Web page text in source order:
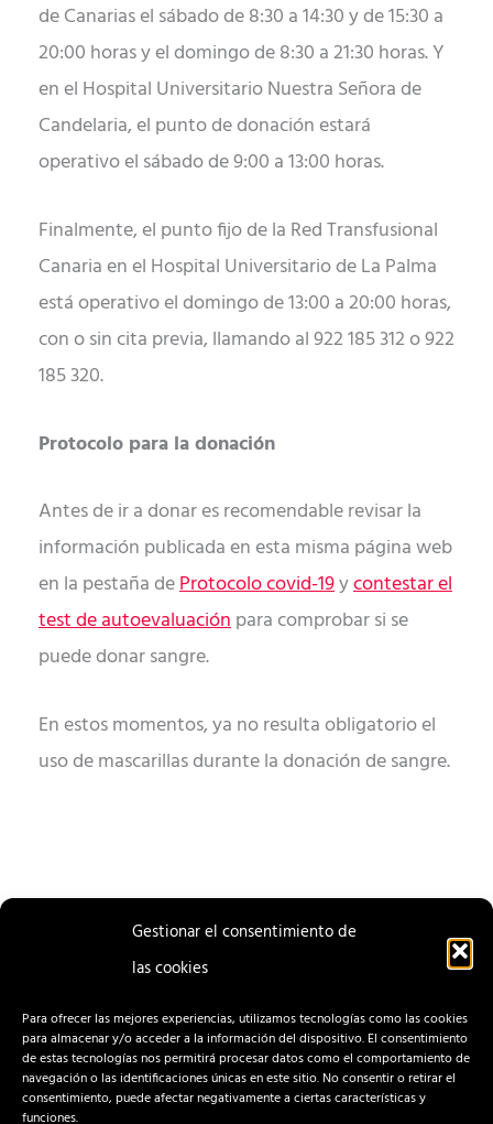
Gestionar el consentimiento de
las cookies
Para ofrecer las mejores experiencias, utilizamos tecnologías como las cookies
para almacenar y/o acceder a la información del dispositivo. El consentimiento
de estas tecnologías nos permitirá procesar datos como el comportamiento de
navegación o las identificaciones únicas en este sitio. No consentir o retirar el
consentimiento, puede afectar negativamente a ciertas características y
funciones.
de Canarias el sábado de 8:30 a 14:30 y de 15:30 a
20:00 horas y el domingo de 8:30 a 21:30 horas. Y
en el Hospital Universitario Nuestra Señora de
Candelaria, el punto de donación estará
operativo el sábado de 9:00 a 13:00 horas.
Finalmente, el punto fijo de la Red Transfusional
Canaria en el Hospital Universitario de La Palma
está operativo el domingo de 13:00 a 20:00 horas,
con o sin cita previa, llamando al 922 185 312 o 922
185 320.
Protocolo para la donación
Antes de ir a donar es recomendable revisar la
información publicada en esta misma página web
en la pestaña deProtocolo covid-19ycontestar el
test de autoevaluaciónpara comprobar si se
puede donar sangre.
En estos momentos, ya no resulta obligatorio el
uso de mascarillas durante la donación de sangre.
ENTRADA